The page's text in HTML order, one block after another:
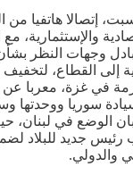
إتصالا هاتفيا من
والإستثمارية،
وجهات النظر
إلى القطاع،
الأزمة في غزة،
سوريا ووحدتها
رئيس جديد للبلاد
والدولي.